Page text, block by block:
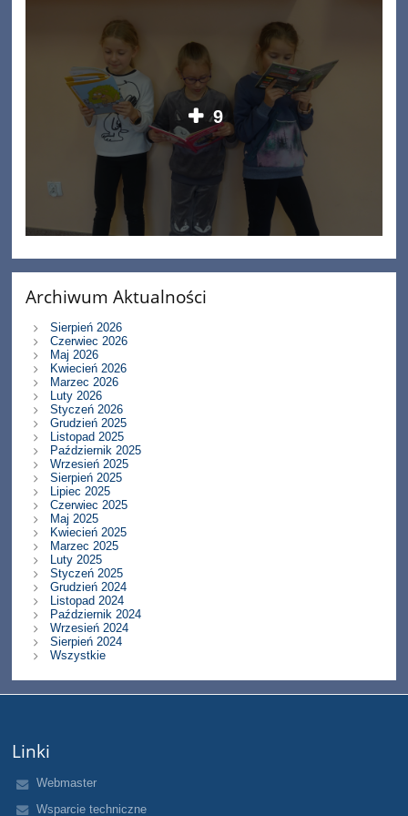
9
Archiwum Aktualności
Sierpień 2026
Czerwiec 2026
Maj 2026
Kwiecień 2026
Marzec 2026
Luty 2026
Styczeń 2026
Grudzień 2025
Listopad 2025
Październik 2025
Wrzesień 2025
Sierpień 2025
Lipiec 2025
Czerwiec 2025
Maj 2025
Kwiecień 2025
Marzec 2025
Luty 2025
Styczeń 2025
Grudzień 2024
Listopad 2024
Październik 2024
Wrzesień 2024
Sierpień 2024
Wszystkie
Linki
Webmaster
Wsparcie techniczne